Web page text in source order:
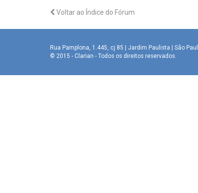
Voltar ao Índice do Fórum
Rua Pamplona, 1.445, cj 85 | Jardim Paulista | São
© 2015 - Clarian - Todos os direitos reservados.